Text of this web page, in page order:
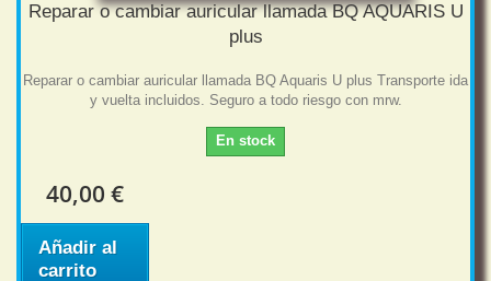
Reparar o cambiar auricular llamada BQ AQUARIS U
plus
Reparar o cambiar auricular llamada BQ Aquaris U plus Transporte ida
y vuelta incluidos. Seguro a todo riesgo con mrw.
En stock
40,00 €
Añadir al
carrito